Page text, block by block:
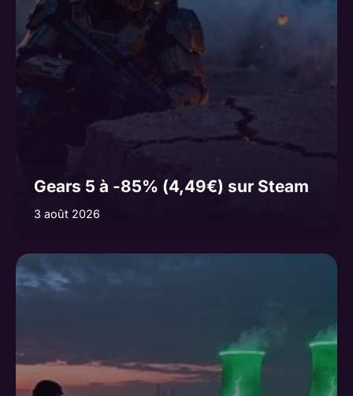
Gears 5 à -85% (4,49€) sur Steam
3 août 2026